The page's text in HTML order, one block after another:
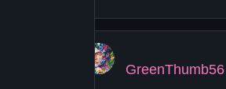
GreenThumb56